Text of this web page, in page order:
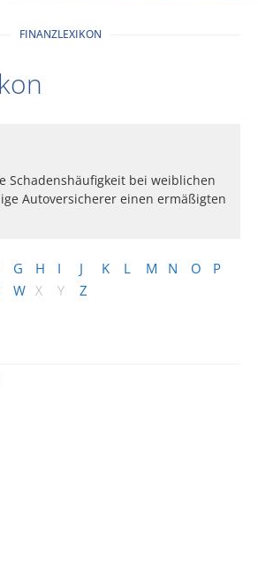
FINANZLEXIKON
G H I J K L M N O
P
W X Y Z
Schadenshäufigkeit bei weiblichen
Autoversicherer einen ermäßigten